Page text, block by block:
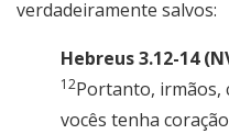
verdadeiramente salvos:
Hebreus 3.12-14
12Portanto, irmãos,
vocês tenha